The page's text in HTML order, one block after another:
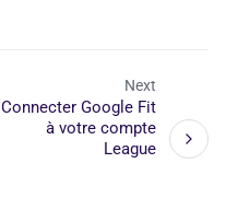
Next
Connecter Google Fit
à votre compte
League